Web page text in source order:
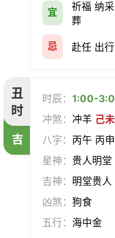
赴任 立券
祭祀 祈福
移徙 分居
放水 畋猎
宜
祈福 纳
葬
忌 赴任 出
丑
时
吉
时辰：1:00-
冲煞：冲羊 己
八字： 丙午 丙
星神： 贵人明堂
吉神： 明堂贵人
凶煞：狗食
五行：海中金